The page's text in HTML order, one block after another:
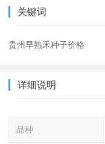
关键词
贵州早熟禾种子价格
详细说明
品种